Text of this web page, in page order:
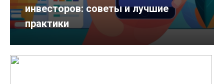
инвесторов: советы и лучшие
практики